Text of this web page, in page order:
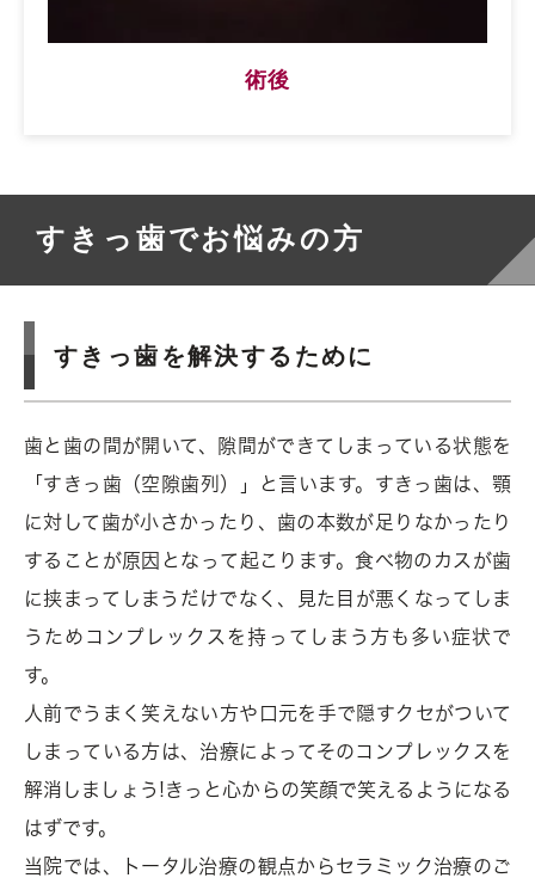
術後
すきっ歯でお悩みの方
すきっ歯を解決するために
歯と歯の間が開いて、隙間ができてしまっている状態を
「すきっ歯（空隙歯列）」と言います。すきっ歯は、顎
に対して歯が小さかったり、歯の本数が足りなかったり
することが原因となって起こります。食べ物のカスが歯
に挟まってしまうだけでなく、見た目が悪くなってしま
うためコンプレックスを持ってしまう方も多い症状で
す。
人前でうまく笑えない方や口元を手で隠すクセがついて
しまっている方は、治療によってそのコンプレックスを
解消しましょう!きっと心からの笑顔で笑えるようになる
はずです。
当院では、トータル治療の観点からセラミック治療のご